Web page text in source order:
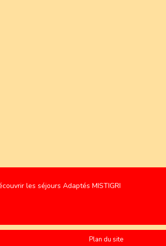
les séjours Adaptés MISTIGRI
Plan du site